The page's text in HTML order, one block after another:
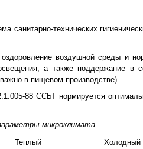
санитарно-технических
оздоровление воздушной среды и
а также поддержание в
в пищевом производстве).
88 ССБТ нормируется
микроклимата
Теплый
Холодный